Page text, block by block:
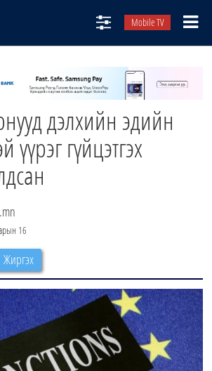
Mobile TV
дэлхийн эдийн
үүрэг гүйцэтгэх
16
Жиргэх